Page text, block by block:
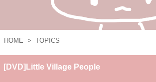
HOME > TOPICS
[DVD]Little Village People